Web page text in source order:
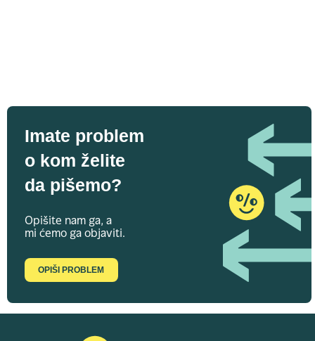
Imate problem
o kom želite
da pišemo?
Opišite nam ga, a
mi ćemo ga objaviti.
OPIŠI PROBLEM